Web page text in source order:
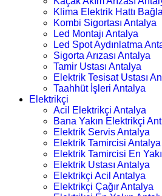
Klima Elektrik Hattı
Kombi Sigortası Antalya
Led Montajı Antalya
Led Spot Aydınlatma
Sigorta Arızası Antalya
Tamir Ustası Antalya
Elektrik Tesisat Ustası
Taahhüt İşleri Antalya
Elektrikçi
Acil Elektrikçi Antalya
Bana Yakın Elektrikçi
Elektrik Servis Antalya
Elektrik Tamircisi Antalya
Elektrik Tamircisi En
Elektrik Ustası Antalya
Elektrikçi Acil Antalya
Elektrikçi Çağır Antalya